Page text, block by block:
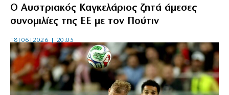
Ο Αυστριακός Καγκελάριος ζητά άμεσες
συνομιλίες της ΕΕ με τον Πούτιν
18|06|2026 | 20:05